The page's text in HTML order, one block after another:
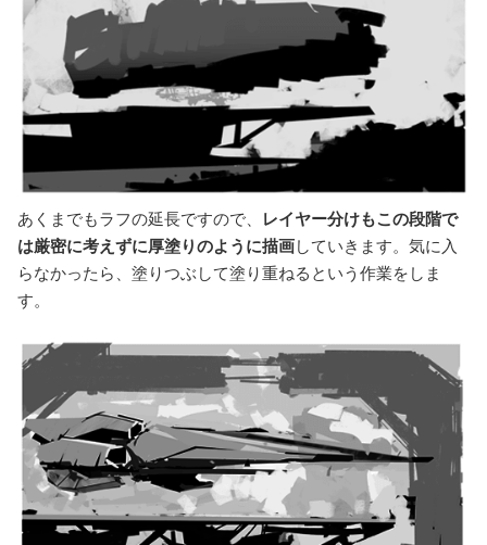
あくまでもラフの延長ですので、
レイヤー分けもこの段階で
は厳密に考えずに厚塗りのように描画していきます。気に入
らなかったら、塗りつぶして塗り重ねるという作業をしま
す。